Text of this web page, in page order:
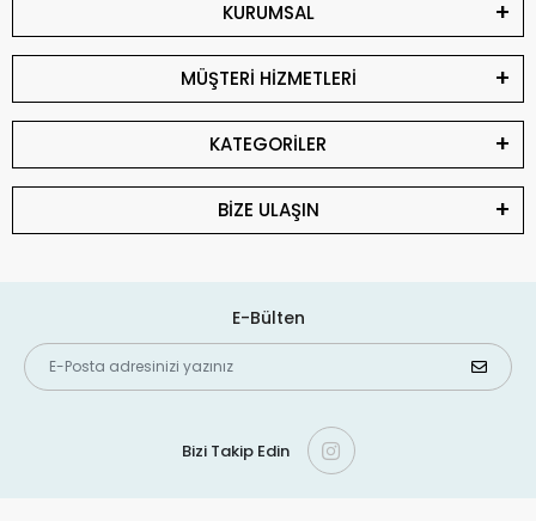
KURUMSAL
MÜŞTERİ HİZMETLERİ
KATEGORİLER
BİZE ULAŞIN
E-Bülten
Bizi Takip Edin